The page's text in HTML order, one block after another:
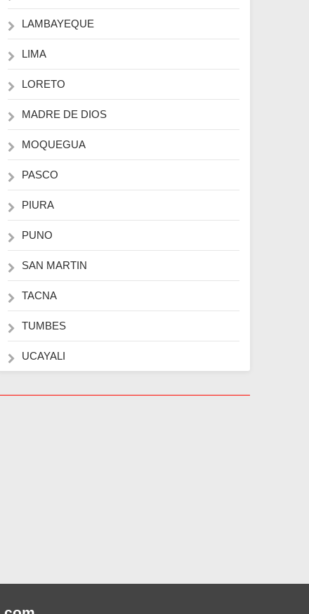
LAMBAYEQUE
LIMA
LORETO
MADRE DE DIOS
MOQUEGUA
PASCO
PIURA
PUNO
SAN MARTIN
TACNA
TUMBES
UCAYALI